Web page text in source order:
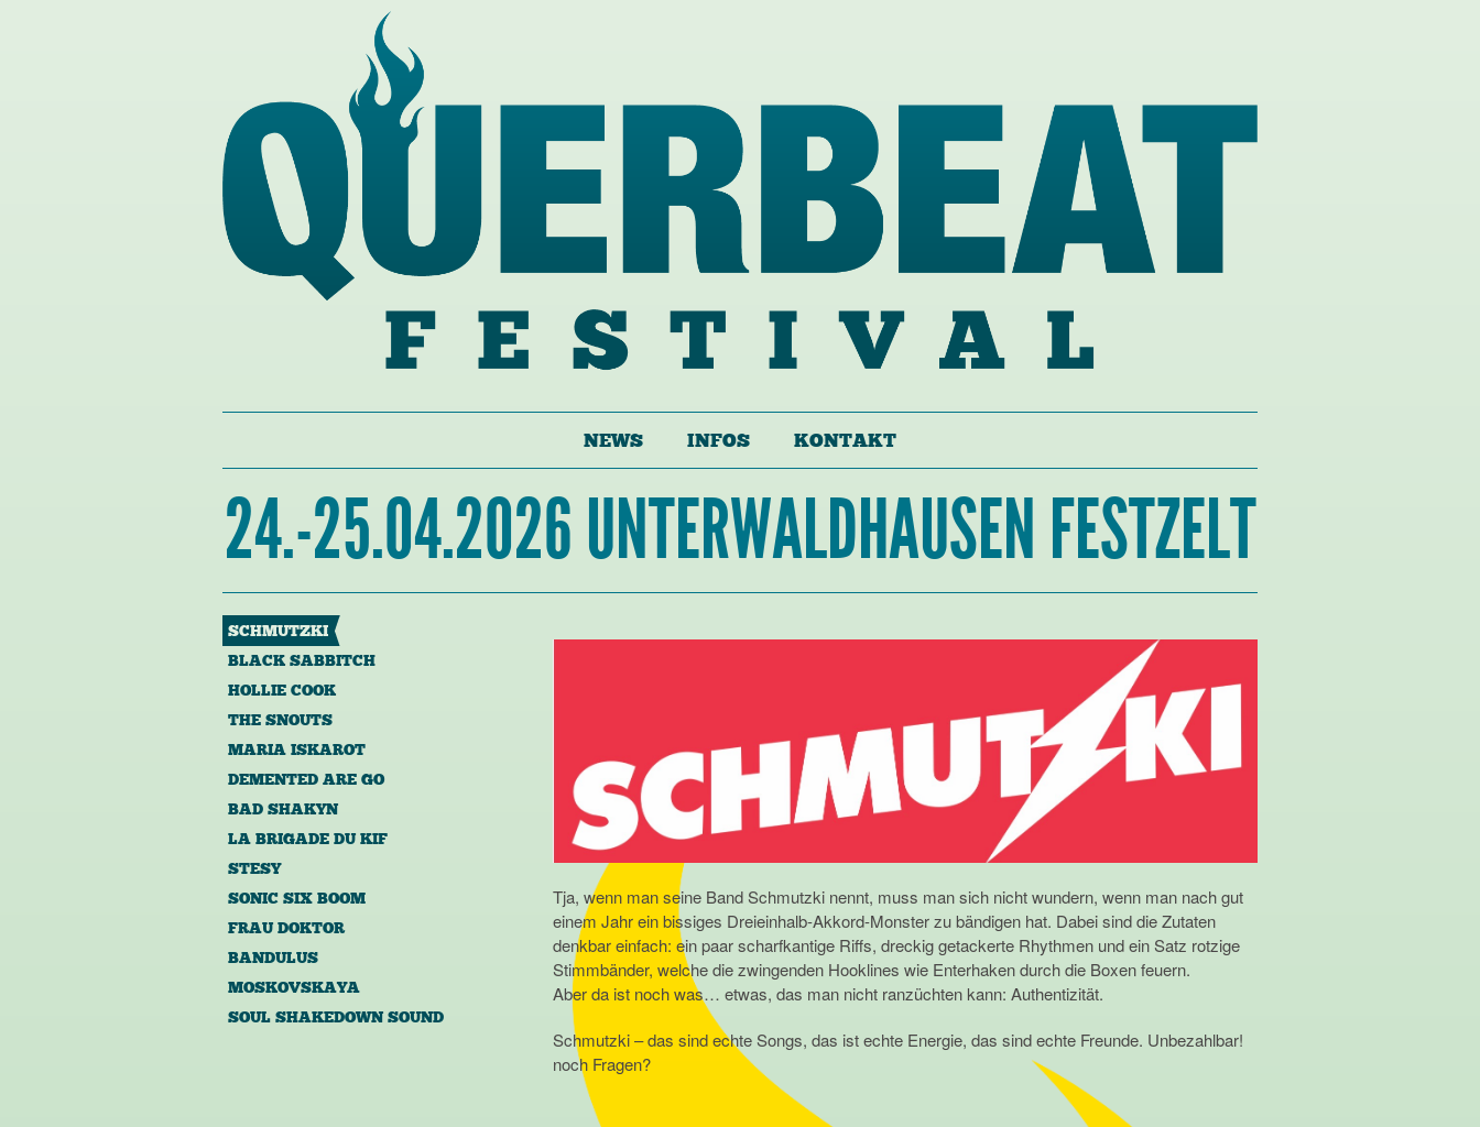
NEWS INFOS KONTAKT
24.-25.04.2026 UNTERWALDHAUSEN FESTZELT
SCHMUTZKI
BLACK SABBITCH
HOLLIE COOK
THE SNOUTS
MARIA ISKAROT
DEMENTED ARE GO
BAD SHAKYN
LA BRIGADE DU KIF
STESY
SONIC SIX BOOM
FRAU DOKTOR
BANDULUS
MOSKOVSKAYA
SOUL SHAKEDOWN SOUND
Tja, wenn man seine Band Schmutzki nennt, muss man sich nicht wundern, wenn man nach gut
einem Jahr ein bissiges Dreieinhalb-Akkord-Monster zu bändigen hat. Dabei sind die Zutaten
denkbar einfach: ein paar scharfkantige Riffs, dreckig getackerte Rhythmen und ein Satz rotzige
Stimmbänder, welche die zwingenden Hooklines wie Enterhaken durch die Boxen feuern.
Aber da ist noch was… etwas, das man nicht ranzüchten kann: Authentizität.
Schmutzki – das sind echte Songs, das ist echte Energie, das sind echte Freunde. Unbezahlbar!
noch Fragen?